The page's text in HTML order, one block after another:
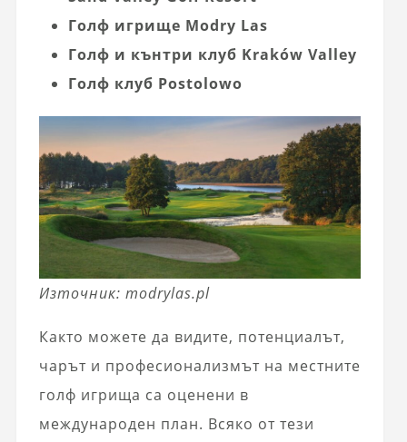
Голф игрище Modry Las
Голф и кънтри клуб Kraków Valley
Голф клуб Postolowo
Източник: modrylas.pl
Както можете да видите, потенциалът,
чарът и професионализмът на местните
голф игрища са оценени в
международен план. Всяко от тези